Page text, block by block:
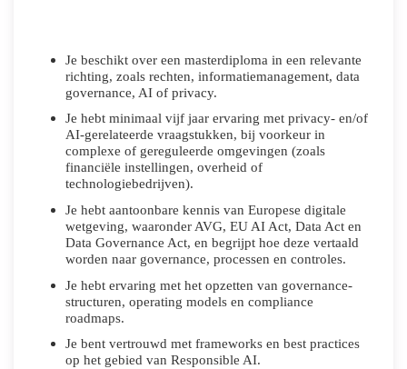
Je beschikt over een masterdiploma in een relevante
richting, zoals rechten, informatiemanagement, data
governance, AI of privacy.
Je hebt minimaal vijf jaar ervaring met privacy- en/of
AI-gerelateerde vraagstukken, bij voorkeur in
complexe of gereguleerde omgevingen (zoals
financiële instellingen, overheid of
technologiebedrijven).
Je hebt aantoonbare kennis van Europese digitale
wetgeving, waaronder AVG, EU AI Act, Data Act en
Data Governance Act, en begrijpt hoe deze vertaald
worden naar governance, processen en controles.
Je hebt ervaring met het opzetten van governance-
structuren, operating models en compliance
roadmaps.
Je bent vertrouwd met frameworks en best practices
op het gebied van Responsible AI.